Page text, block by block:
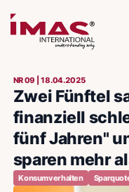
NR 09 | 18.04.2025
Zwei Fünftel
finanziell
fünf Jahren"
sparen mehr
Konsumverhalten